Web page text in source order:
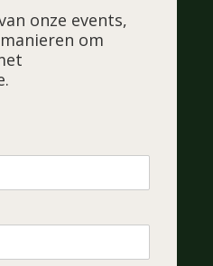
onze events,
om